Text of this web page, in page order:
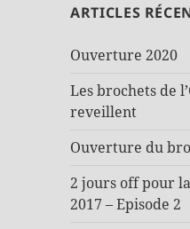
ARTICLES
Ouverture 2020
Les brochets de
reveillent
Ouverture du
2 jours off pour
2017 – Episode 2